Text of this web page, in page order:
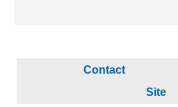
Contact
Site